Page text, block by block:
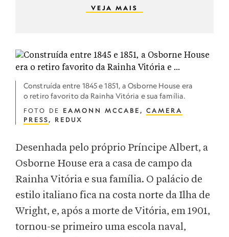
VEJA MAIS
Construída entre 1845 e 1851, a Osborne House era
o retiro favorito da Rainha Vitória e sua família.
FOTO DE EAMONN MCCABE, CAMERA
PRESS, REDUX
Desenhada pelo próprio Príncipe Albert, a
Osborne House era a casa de campo da
Rainha Vitória e sua família. O palácio de
estilo italiano fica na costa norte da Ilha de
Wright, e, após a morte de Vitória, em 1901,
tornou-se primeiro uma escola naval,